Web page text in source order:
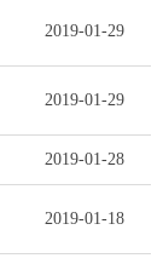
2019-01-29
2019-01-29
2019-01-28
2019-01-18